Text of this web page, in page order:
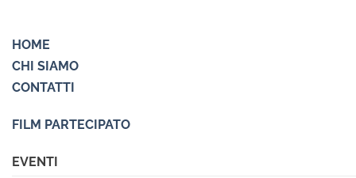
HOME
CHI SIAMO
CONTATTI
FILM PARTECIPATO
EVENTI